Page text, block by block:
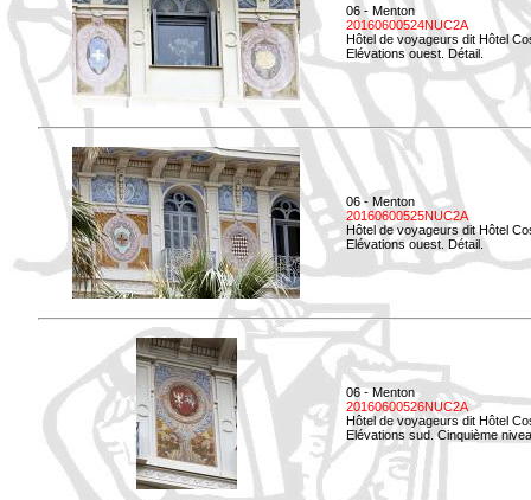
06 - Menton
20160600524NUC2A
Hôtel de voyageurs dit Hôtel
Elévations ouest. Détail.
06 - Menton
20160600525NUC2A
Hôtel de voyageurs dit Hôtel
Elévations ouest. Détail.
06 - Menton
20160600526NUC2A
Hôtel de voyageurs dit Hôtel
Elévations sud. Cinquième